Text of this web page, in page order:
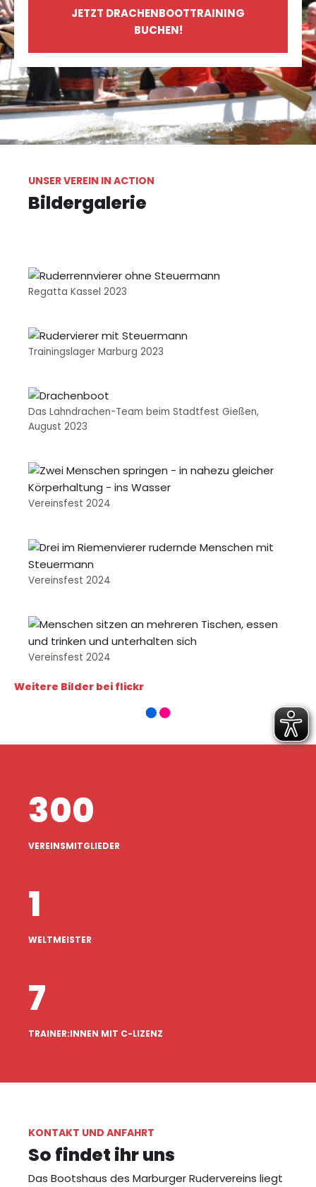
JETZT DRACHENBOOTTRAINING
BUCHEN!
UNSER VEREIN IN ACTION
Bildergalerie
Regatta Kassel 2023
Trainingslager Marburg 2023
Das Lahndrachen-Team beim Stadtfest Gießen,
August 2023
Vereinsfest 2024
Vereinsfest 2024
Vereinsfest 2024
Weitere Bilder bei flickr
300
VEREINSMITGLIEDER
1
WELTMEISTER
7
TRAINER:INNEN MIT C-LIZENZ
KONTAKT UND ANFAHRT
So findet ihr uns
Das Bootshaus des Marburger Rudervereins liegt